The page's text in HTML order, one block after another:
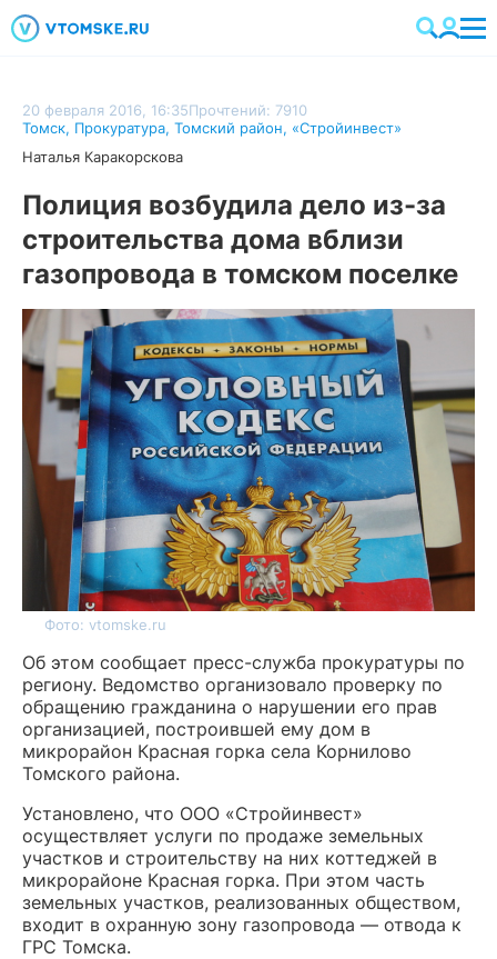
20 февраля 2016, 16:35Прочтений: 7910
Томск, Прокуратура, Томский район, «Стройинвест»
Наталья Каракорскова
Полиция возбудила дело из-за
строительства дома вблизи
газопровода в томском поселке
Фото: vtomske.ru
Об этом сообщает пресс-служба прокуратуры по
региону. Ведомство организовало проверку по
обращению гражданина о нарушении его прав
организацией, построившей ему дом в
микрорайон Красная горка села Корнилово
Томского района.
Установлено, что ООО «Стройинвест»
осуществляет услуги по продаже земельных
участков и строительству на них коттеджей в
микрорайоне Красная горка. При этом часть
земельных участков, реализованных обществом,
входит в охранную зону газопровода — отвода к
ГРС Томска.